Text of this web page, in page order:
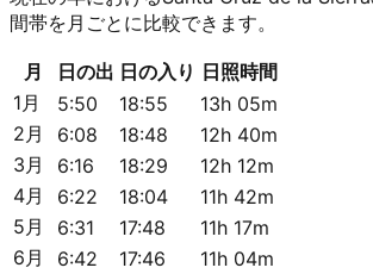
間帯を月ごとに比較できます。
月 日の出 日の入り 日照時間
1月
5:50 18:55
13h 05m
2月
6:08 18:48
12h 40m
3月
6:16 18:29
12h 12m
4月
6:22 18:04
11h 42m
5月
6:31 17:48
11h 17m
6月
6:42 17:46
11h 04m